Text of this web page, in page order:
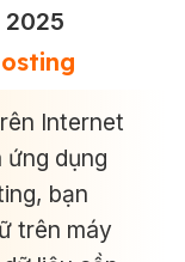
2025
Internet
dụng
bạn
trên máy